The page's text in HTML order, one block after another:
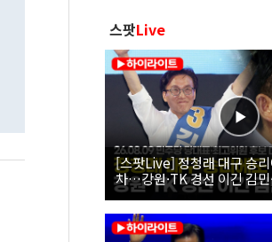
스팟Live
[스팟Live] 정청래 대구 승
차…강원·TK 경선 이긴 김
26.08.09 더불어민주당 당대
보 대구·경북 합동연설회